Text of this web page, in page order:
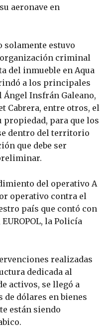
aeronave en
solamente estuvo
criminal
del inmueble en Aqua
a los principales
Ángel Insfrán Galeano,
Cabrera, entre otros, el
propiedad, para que los
dentro del territorio
que debe ser
del operativo A
operativo contra el
país que contó con
la Policía
realizadas
dedicada al
activos, se llegó a
de dólares en bienes
están siendo